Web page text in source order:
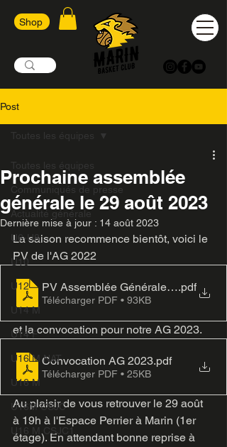
Shop
Post
Toutes les équipes
Communiqués de presse
Actualité générale
U6-U8
U10
U12
U14 M
U14 F
U16 M NAT
U16 M
U16M CSJC
U16 M CSJC1
Toutes les équipes
Prochaine assemblée
générale le 29 août 2023
Dernière mise à jour : 14 août 2023
La saison recommence bientôt, voici le
PV de l'AG 2022
PV Assemblée Générale 2022
.pdf
Télécharger PDF • 93KB
et la convocation pour notre AG 2023.
Convocation AG 2023.pdf
Télécharger PDF • 25KB
Au plaisir de vous retrouver le 29 août
à 19h à l'Espace Perrier à Marin (1er
étage). En attendant bonne reprise à